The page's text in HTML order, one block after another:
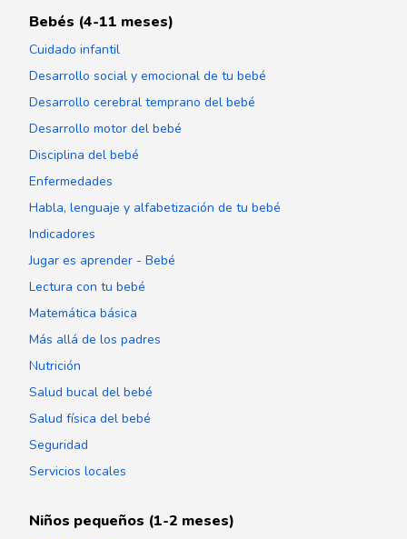
Bebés (4-11 meses)
Cuidado infantil
Desarrollo social y emocional de tu bebé
Desarrollo cerebral temprano del bebé
Desarrollo motor del bebé
Disciplina del bebé
Enfermedades
Habla, lenguaje y alfabetización de tu bebé
Indicadores
Jugar es aprender - Bebé
Lectura con tu bebé
Matemática básica
Más allá de los padres
Nutrición
Salud bucal del bebé
Salud física del bebé
Seguridad
Servicios locales
Niños pequeños (1-2 meses)